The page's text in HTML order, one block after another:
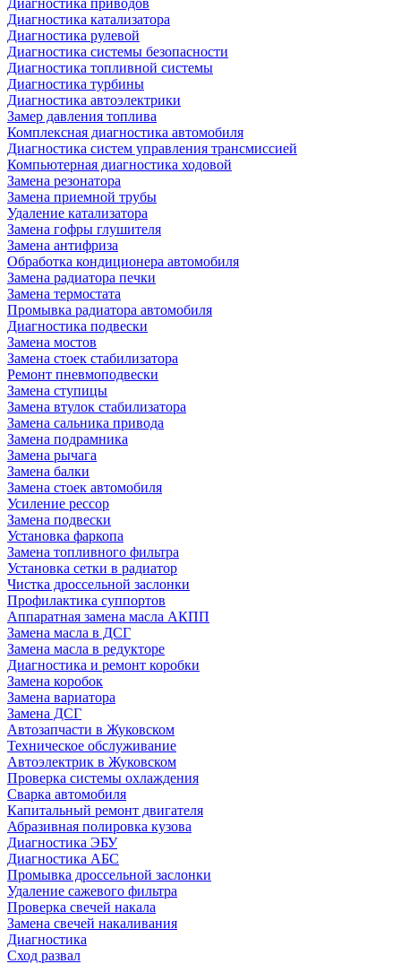
Диагностика катализатора
Диагностика рулевой
Диагностика системы безопасности
Диагностика топливной системы
Диагностика турбины
Диагностика автоэлектрики
Замер давления топлива
Комплексная диагностика автомобиля
Диагностика систем управления трансмиссией
Компьютерная диагностика ходовой
Замена резонатора
Замена приемной трубы
Удаление катализатора
Замена гофры глушителя
Замена антифриза
Обработка кондиционера автомобиля
Замена радиатора печки
Замена термостата
Промывка радиатора автомобиля
Диагностика подвески
Замена мостов
Замена стоек стабилизатора
Ремонт пневмоподвески
Замена ступицы
Замена втулок стабилизатора
Замена сальника привода
Замена подрамника
Замена рычага
Замена балки
Замена стоек автомобиля
Усиление рессор
Замена подвески
Установка фаркопа
Замена топливного фильтра
Установка сетки в радиатор
Чистка дроссельной заслонки
Профилактика суппортов
Аппаратная замена масла АКПП
Замена масла в ДСГ
Замена масла в редукторе
Диагностика и ремонт коробки
Замена коробок
Замена вариатора
Замена ДСГ
Автозапчасти в Жуковском
Техническое обслуживание
Автоэлектрик в Жуковском
Проверка системы охлаждения
Сварка автомобиля
Капитальный ремонт двигателя
Абразивная полировка кузова
Диагностика ЭБУ
Диагностика АБС
Промывка дроссельной заслонки
Удаление сажевого фильтра
Проверка свечей накала
Замена свечей накаливания
Диагностика
Сход развал